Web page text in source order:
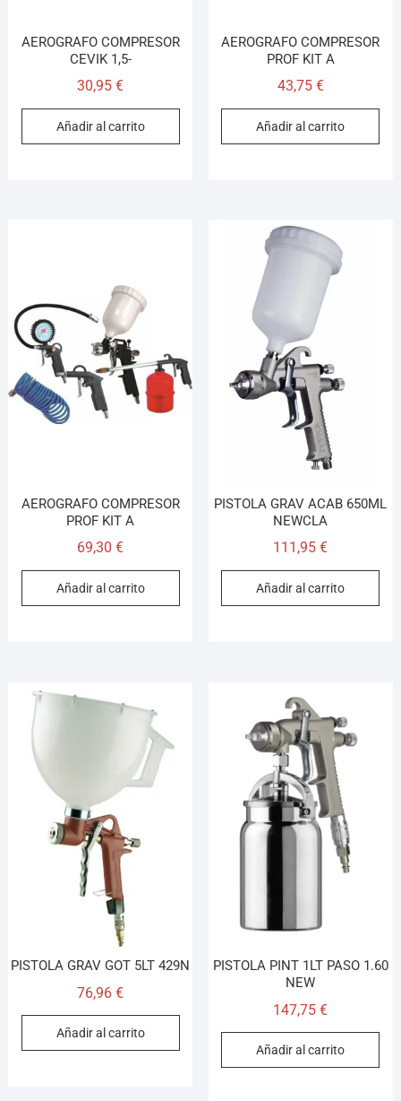
AEROGRAFO COMPRESOR
CEVIK 1,5-
30,95€
Añadir al carrito
AEROGRAFO COMPRESOR
PROF KIT A
43,75 €
Añadir al carrito
AEROGRAFO COMPRESOR
PROF KIT A
69,30€
Añadir al carrito
PISTOLA GRAV ACAB 650ML
NEWCLA
111,95€
Añadir al carrito
PISTOLA GRAV GOT 5LT 429N
76,96€
Añadir al carrito
PISTOLA PINT 1LT PASO 1.60
NEW
147,75€
Añadir al carrito